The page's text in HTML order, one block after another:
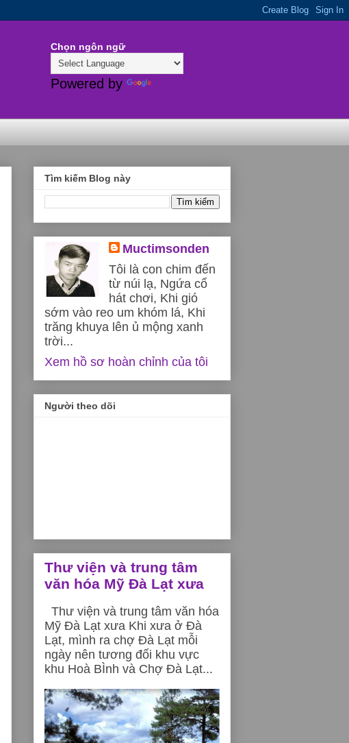
Chọn ngôn ngữ
Powered by
Tìm kiếm Blog này
Muctimsonden
Tôi là con chim đến
từ núi lạ, Ngứa cổ
hát chơi, Khi gió
sớm vào reo um khóm lá, Khi
trăng khuya lên ủ mộng xanh
trời...
Xem hồ sơ hoàn chỉnh của tôi
Người theo dõi
Thư viện và trung tâm
văn hóa Mỹ Đà Lạt xưa
Thư viện và trung tâm văn hóa
Mỹ Đà Lạt xưa Khi xưa ở Đà
Lạt, mình ra chợ Đà Lạt mỗi
ngày nên tương đối khu vực
khu Hoà BÌnh và Chợ Đà Lạt...